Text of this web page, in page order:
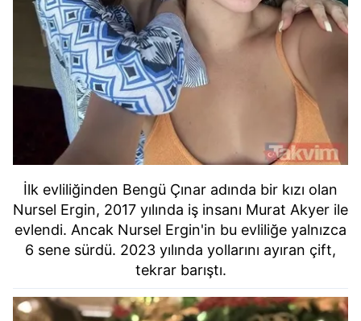
İlk evliliğinden Bengü Çınar adında bir kızı olan
Nursel Ergin, 2017 yılında iş insanı Murat Akyer ile
evlendi. Ancak Nursel Ergin'in bu evliliğe yalnızca
6 sene sürdü. 2023 yılında yollarını ayıran çift,
tekrar barıştı.